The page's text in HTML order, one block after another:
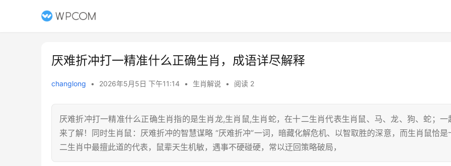
厌难折冲打一精准什么正确生肖，成语详尽解释
changlong • 2026年5月5日 下午11:14 • 生肖解说 • 阅读 2
厌难折冲打一精准什么正确生肖指的是生肖龙,生肖鼠,生肖蛇，在十二生肖代表生肖鼠、马、龙、狗、蛇；一
来了解！同时生肖鼠：厌难折冲的智慧谋略 “厌难折冲”一词，暗藏化解危机、以智取胜的深意，而生肖鼠恰是
二生肖中最擅此道的代表，鼠辈天生机敏，遇事不硬碰硬，常以迂回策略破局，